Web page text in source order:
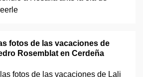
fotos de las vacaciones de
Rosemblat en Cerdeña